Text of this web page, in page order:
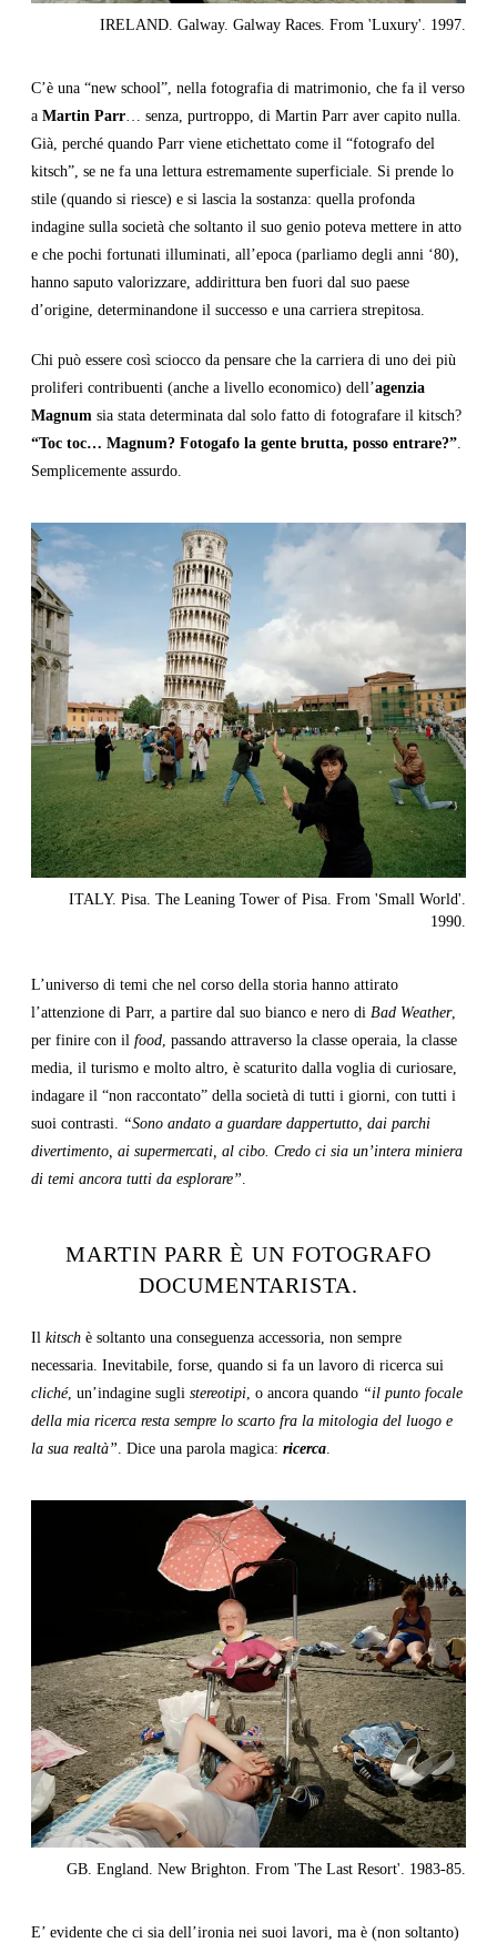
IRELAND. Galway. Galway Races. From 'Luxury'. 1997.
C’è una “new school”, nella fotografia di matrimonio, che fa il verso
aMartin Parr … senza, purtroppo, di Martin Parr aver capito nulla.
Già, perché quando Parr viene etichettato come il “fotografo del
kitsch”, se ne fa una lettura estremamente superficiale. Si prende lo
stile (quando si riesce) e si lascia la sostanza: quella profonda
indagine sulla società che soltanto il suo genio poteva mettere in atto
e che pochi fortunati illuminati, all’epoca (parliamo degli anni ‘80),
hanno saputo valorizzare, addirittura ben fuori dal suo paese
d’origine, determinandone il successo e una carriera strepitosa.
Chi può essere così sciocco da pensare che la carriera di uno dei più
proliferi contribuenti (anche a livello economico) dell’agenzia
Magnum sia stata determinata dal solo fatto di fotografare il kitsch?
“Toc toc… Magnum? Fotogafo la gente brutta, posso entrare?”.
Semplicemente assurdo.
ITALY. Pisa. The Leaning Tower of Pisa. From 'Small World'.
1990.
L’universo di temi che nel corso della storia hanno attirato
l’attenzione di Parr, a partire dal suo bianco e nero diBad Weather,
per finire con ilfood, passando attraverso la classe operaia, la classe
media, il turismo e molto altro, è scaturito dalla voglia di curiosare,
indagare il “non raccontato” della società di tutti i giorni, con tutti i
suoi contrasti. “Sono andato a guardare dappertutto, dai parchi
divertimento, ai supermercati, al cibo. Credo ci sia un’intera miniera
di temi ancora tutti da esplorare”.
MARTIN PARR È UN FOTOGRAFO
DOCUMENTARISTA.
Ilkitsch è soltanto una conseguenza accessoria, non sempre
necessaria. Inevitabile, forse, quando si fa un lavoro di ricerca sui
cliché, un’indagine suglistereotipi , o ancora quando “il punto focale
della mia ricerca resta sempre lo scarto fra la mitologia del luogo e
la sua realtà” . Dice una parola magica:ricerca
GB. England. New Brighton. From 'The Last Resort'. 1983-85.
E’ evidente che ci sia dell’ironia nei suoi lavori, ma è (non soltanto)